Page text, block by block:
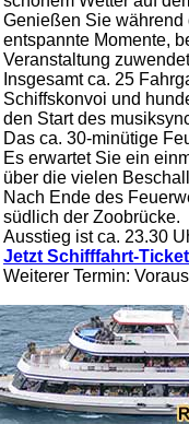
Genießen Sie während
entspannte Momente,
Veranstaltung
Insgesamt ca. 25
Schiffskonvoi und
den Start des
Das ca. 30-minütige
Es erwartet Sie ein
über die vielen
Nach Ende des
südlich der Zoobrücke.
Ausstieg ist ca. 23.30
Jetzt Schifffahrt-
Weiterer Termin: